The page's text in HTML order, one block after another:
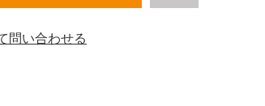
問い合わせる